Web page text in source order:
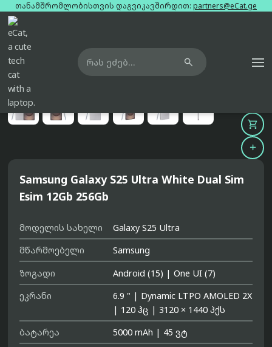
თანამშრომლობისთვის დაგვიკავშირდით: partners@eCat.ge

მთავარი ტელეფონები

Samsung Galaxy S25 Ultra White Dual Sim
Esim 12Gb 256Gb
მოდელის სახელი
Galaxy S25 Ultra
მწარმოებელი
Samsung
ზოგადი
Android (15) | One UI (7)
ეკრანი
6.9 " | Dynamic LTPO AMOLED 2X
| 120 ჰც | 3120 × 1440 პქს
ბატარეა
5000 mAh | 45 ვტ

